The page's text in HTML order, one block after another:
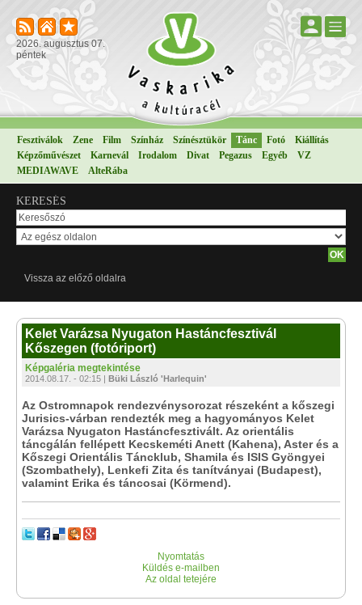
2026. augusztus 07.
péntek
Fesztiválok Zene Film Színház Színésztükör Tánc Fotó
Kiállítás
Képzőművészet
Karnevál Irodalom Divat Pegazus Egyéb
VZ
MEDIAWAVE
AlteRába
KERESÉS
Vissza az előző oldalra
Kelet Varázsa Nyugaton Hastáncfesztivál
Kőszegen (fotóriport)
Képgaléria megtekintése
2014.08.17. - 02:15 | Büki László 'Harlequin'
Az Ostromnapok rendezvénysorozat részeként a kőszegi
Jurisics-várban rendezték meg a hagyományos Kelet
Varázsa Nyugaton Hastáncfesztivált. Az orientális
táncgálán fellépett Kecskeméti Anett (Kahena), Aster és a
Kőszegi Orientális Táncklub, Shamila és ISIS Gyöngyei
(Szombathely), Lenkefi Zita és tanítványai (Budapest),
valamint Erika és táncosai (Körmend).
Nyomtatás
Küldés e-mailben
Az oldal tetejére